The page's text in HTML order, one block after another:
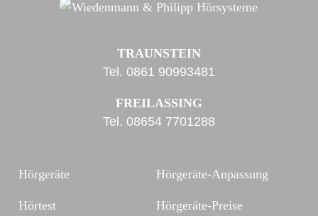
TRAUNSTEIN
Tel. 0861 90993481
FREILASSING
Tel. 08654 7701288
Hörgeräte
Hörtest
Hörgeräte-Anpassung
Hörgeräte-Preise